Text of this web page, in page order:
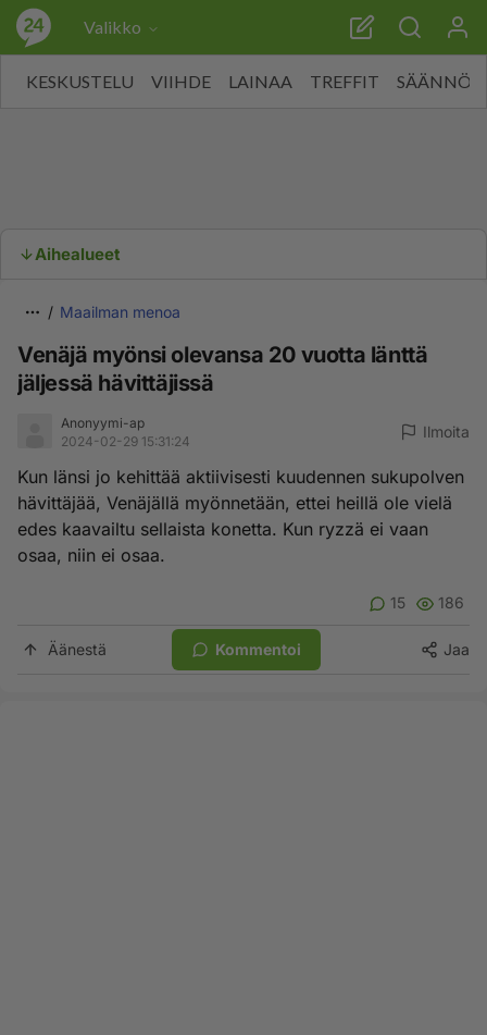
Valikko
KESKUSTELU VIIHDE LAINAA TREFFIT SÄÄNNÖT
Aihealueet
Maailman menoa
Venäjä myönsi olevansa 20 vuotta länttä
jäljessä hävittäjissä
Anonyymi-ap
2024-02-29 15:31:24
Ilmoita
Kun länsi jo kehittää aktiivisesti kuudennen sukupolven
hävittäjää, Venäjällä myönnetään, ettei heillä ole vielä
edes kaavailtu sellaista konetta. Kun ryzzä ei vaan
osaa, niin ei osaa.
15 186
Äänestä Kommentoi Jaa